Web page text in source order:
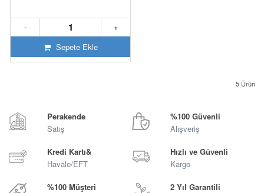
+
-
Sepete Ekle
5 Ürün
Perakende
Satış
%100 Güvenli
Alışveriş
Kredi Kartı&
Havale/EFT
Hızlı ve Güvenli
Kargo
%100 Müşteri
2 Yıl Garantili